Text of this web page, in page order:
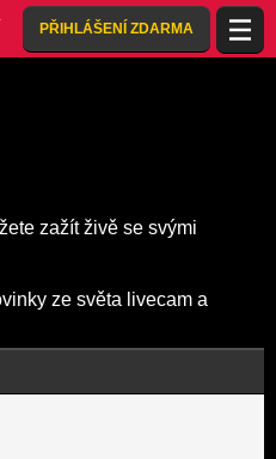
PŘIHLÁŠENÍ ZDARMA
zažít živě se svými
ze světa livecam a